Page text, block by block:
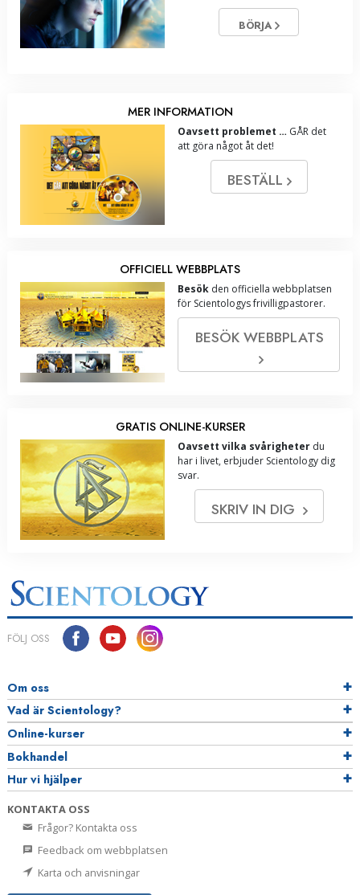
BÖRJA
MER INFORMATION
Oavsett problemet … GÅR det
att göra något åt det!
BESTÄLL
OFFICIELL WEBBPLATS
Besök den officiella webbplatsen
för Scientologys frivilligpastorer.
BESÖK WEBBPLATS
GRATIS ONLINE-KURSER
Oavsett vilka svårigheter du
har i livet, erbjuder Scientology dig
svar.
SKRIV IN DIG
FÖLJ OSS
Om oss
Vad är Scientology?
Online-kurser
Bokhandel
Hur vi hjälper
KONTAKTA OSS
Frågor? Kontakta oss
Feedback om webbplatsen
Karta och anvisningar